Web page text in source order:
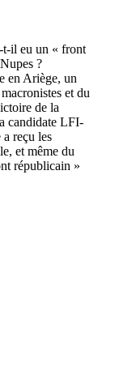
en Ariège, un
et du
de la
candidate LFI-
reçu les
et même du
républicain »